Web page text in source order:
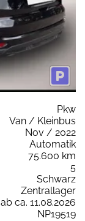
Pkw
Van / Kleinbus
Nov / 2022
Automatik
75.600 km
5
Schwarz
Zentrallager
ab ca. 11.08.2026
NP19519